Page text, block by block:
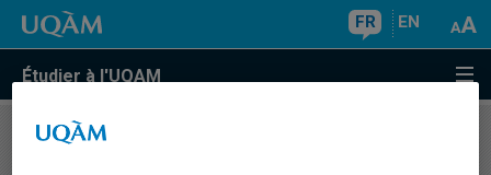
FR EN
Étudier à l'UQAM
COURS//